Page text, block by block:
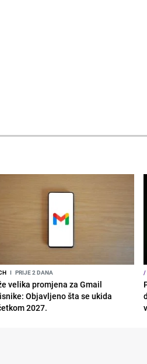
I PRIJE 2 DANA
velika promjena za Gmail
Objavljeno šta se ukida
2027.
/